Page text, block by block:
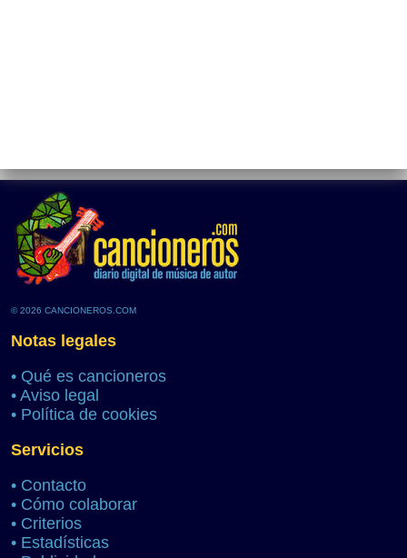
© 2026 CANCIONEROS.COM
Notas legales
• Qué es cancioneros
• Aviso legal
• Política de cookies
Servicios
• Contacto
• Cómo colaborar
• Criterios
• Estadísticas